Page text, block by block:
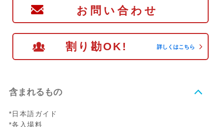
お問い合わせ
割り勘OK! 詳しくはこちら
含まれるもの
*日本語ガイド
*各入場料